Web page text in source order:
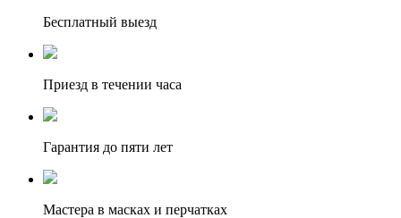
Бесплатный выезд
Приезд в течении часа
Гарантия до пяти лет
Мастера в масках и перчатках